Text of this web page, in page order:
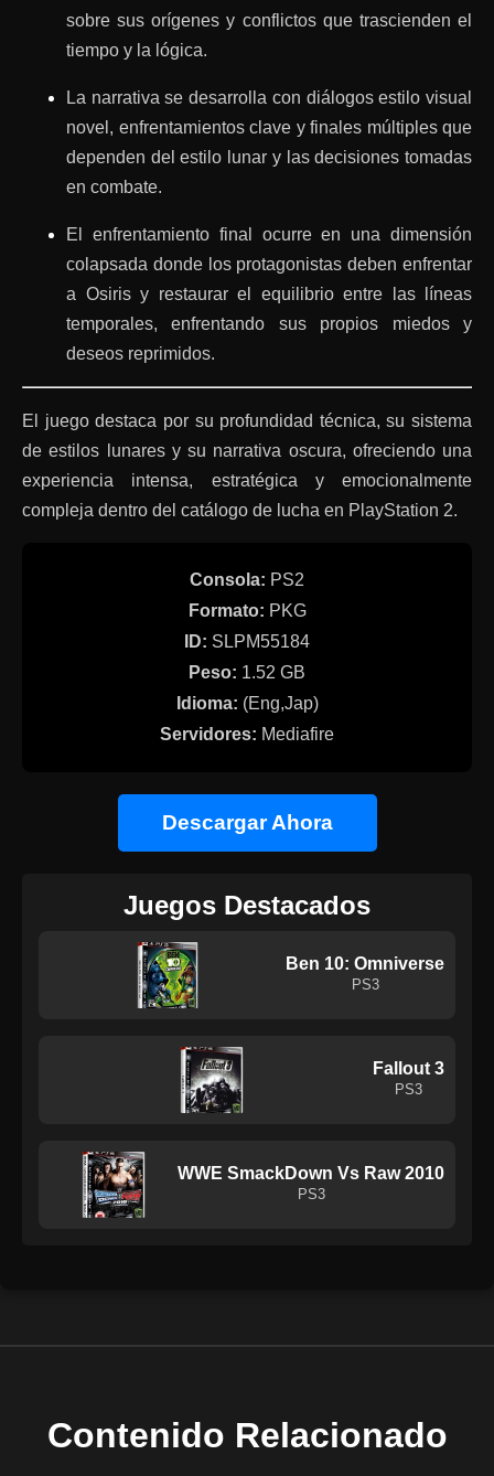
sobre sus orígenes y conflictos que trascienden el
tiempo y la lógica.
La narrativa se desarrolla con diálogos estilo visual
novel, enfrentamientos clave y finales múltiples que
dependen del estilo lunar y las decisiones tomadas
en combate.
El enfrentamiento final ocurre en una dimensión
colapsada donde los protagonistas deben enfrentar
a Osiris y restaurar el equilibrio entre las líneas
temporales, enfrentando sus propios miedos y
deseos reprimidos.
El juego destaca por su profundidad técnica, su sistema
de estilos lunares y su narrativa oscura, ofreciendo una
experiencia intensa, estratégica y emocionalmente
compleja dentro del catálogo de lucha en PlayStation 2.
Consola: PS2
Formato: PKG
ID: SLPM55184
Peso: 1.52 GB
Idioma: (Eng,Jap)
Servidores: Mediafire
Descargar Ahora
Juegos Destacados
Ben 10: Omniverse
PS3
Fallout 3
PS3
WWE SmackDown Vs Raw 2010
PS3
Contenido Relacionado